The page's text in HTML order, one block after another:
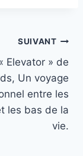
SUIVANT
Elevator » de
Un voyage
entre les
les bas de la
vie.